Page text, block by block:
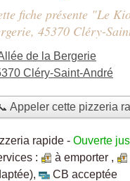
fiche présente "Le
, 45370 Cléry-
de la Bergerie
Cléry-Saint-André
Appeler cette pizzeria
rapide - Ouverte
:
à emporter ,
,
CB acceptée